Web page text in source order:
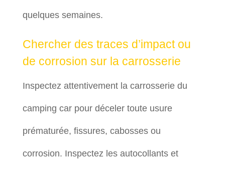
quelques semaines.
Chercher des traces d’impact ou
de corrosion sur la carrosserie
Inspectez attentivement la carrosserie du
camping car pour déceler toute usure
prématurée, fissures, cabosses ou
corrosion. Inspectez les autocollants et